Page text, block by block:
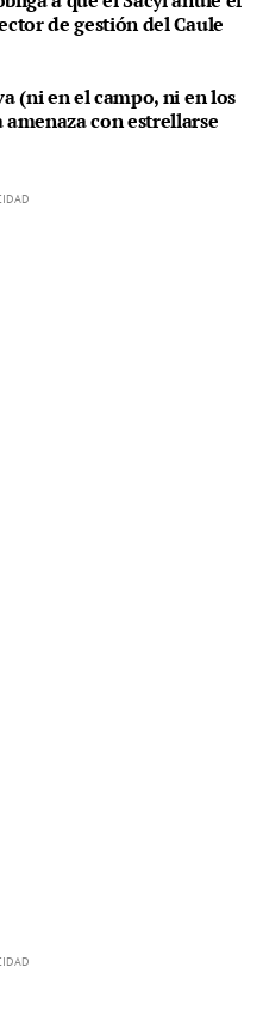
de gestión del Caule
(ni en el campo, ni en los
amenaza con estrellarse